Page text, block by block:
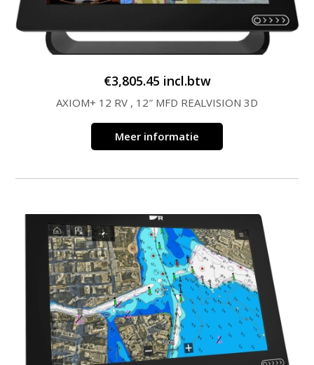
€3,805.45 incl.btw
AXIOM+ 12 RV , 12″ MFD REALVISION 3D
Meer informatie